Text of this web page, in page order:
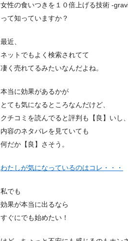
女性の食いつきを１０倍上げる技術 -
って知っていますか？
最近、
ネットでもよく検索されてて
凄く売れてるみたいなんだよね。
本当に効果があるかが
とても気になるところなんだけど、
クチコミを読んでると評判も【良】いし、
内容のネタバレを見ていても
何だか【良】さそう。
わたしが気になっているのはコレ・・・
私でも
効果が本当に出るなら
すぐにでも始めたい！